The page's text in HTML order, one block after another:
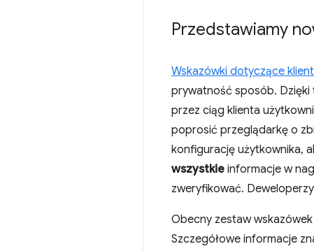
Przedstawiamy
Wskazówki dotyczące
prywatność sposób.
przez ciąg klienta
poprosić przeglądarkę o
konfigurację użytkownika,
wszystkie informacje w
zweryfikować.
Obecny zestaw
Szczegółowe informacje